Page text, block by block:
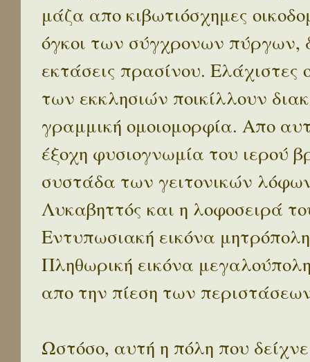
μάζα απο κιβωτιόσχημες
όγκοι των σύγχρονων πύργων,
εκτάσεις πρασίνου.
των εκκλησιών ποικίλλουν
γραμμική ομοιομορφία. Απο
έξοχη φυσιογνωμία του ιερού
συστάδα των γειτονικών
Λυκαβηττός και η λοφοσειρά
Εντυπωσιακή εικόνα
Πληθωρική εικόνα
απο την πίεση των
Ωστόσο, αυτή η πόλη που